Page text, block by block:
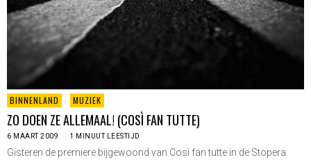
BINNENLAND · MUZIEK
ZO DOEN ZE ALLEMAAL! (COSÌ FAN TUTTE)
6 MAART 2009 1 MINUUT LEESTIJD
Gisteren de premiere bijgewoond van Così fan tutte in de Stopera.